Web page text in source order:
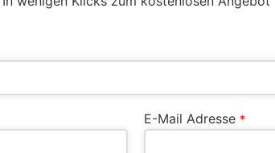
E-Mail Adresse *